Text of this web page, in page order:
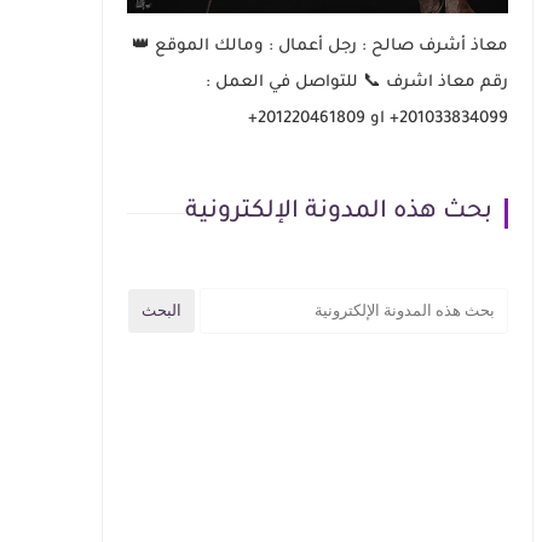
معاذ أشرف صالح : رجل أعمال : ومالك الموقع 👑
رقم معاذ اشرف 📞 للتواصل في العمل :
201033834099+ او 201220461809+
بحث هذه المدونة الإلكترونية